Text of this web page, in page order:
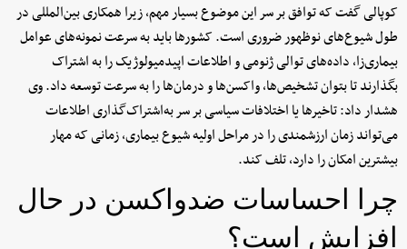
کوپالی گفت که توافق بر سر این موضوع بسیار مهم، زیرا همکاری بین‌المللی در
طول شیوع‌های نوظهور ضروری است. کشورها باید به سرعت نمونه‌های عوامل
بیماری‌زا، داده‌های توالی ژنومی و اطلاعات اپیدمیولوژیک را به اشتراک
بگذارند تا بتوان تشخیص‌ها، واکسن‌ها و درمان‌ها را به سرعت توسعه داد. وی
هشدار داد: تاخیرها یا اختلافات سیاسی بر سر به‌اشتراک‌گذاری اطلاعات
می‌تواند زمان ارزشمندی را در مراحل اولیه شیوع بیماری، زمانی که مهار
بیشترین امکان را دارد، تلف کند.
چرا احساسات ضدواکسن در حال
افزایش است؟